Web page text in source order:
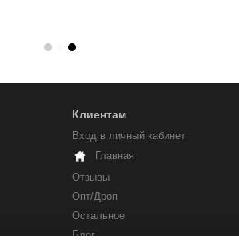
Клиентам
Вход в личный кабинет
Главная
Отзывы
Опт/Дроп
Остальное
Блог